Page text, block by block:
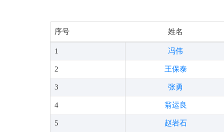
序号 姓名
1 冯伟
2 王保泰
3 张勇
4 翁运良
5 赵岩石